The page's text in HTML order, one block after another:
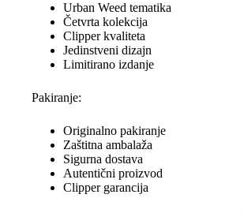
Urban Weed tematika
Četvrta kolekcija
Clipper kvaliteta
Jedinstveni dizajn
Limitirano izdanje
Pakiranje:
Originalno pakiranje
Zaštitna ambalaža
Sigurna dostava
Autentični proizvod
Clipper garancija